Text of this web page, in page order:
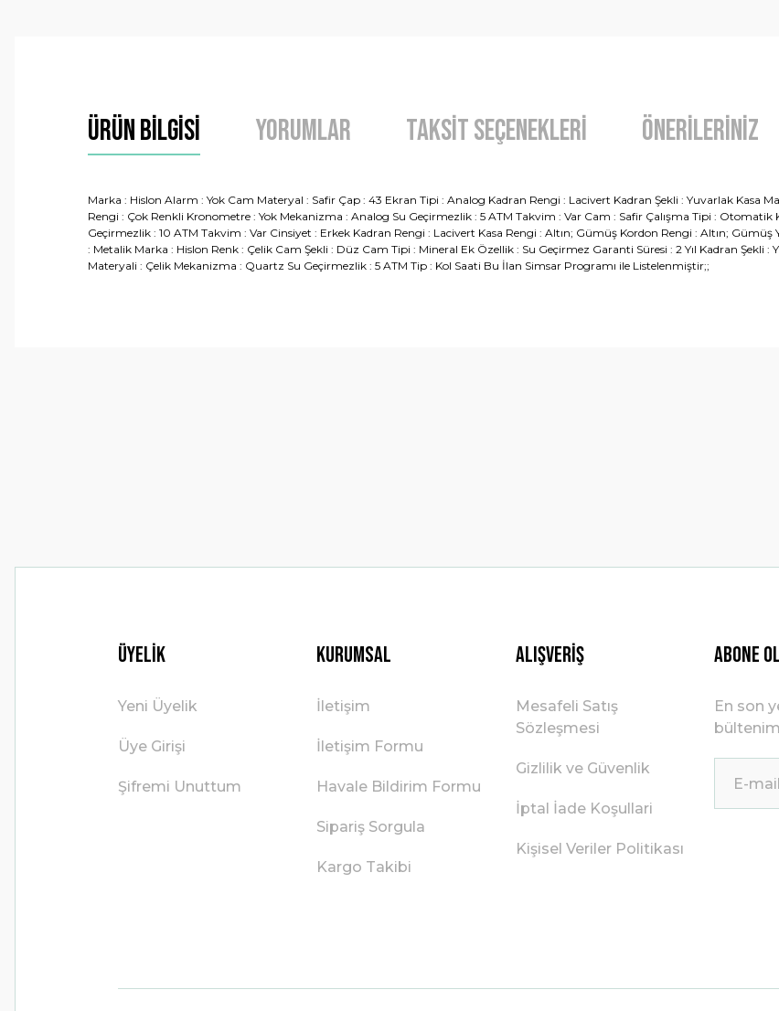
Ürün Bilgisi Yorumlar Taksit Seçenekleri Önerileriniz
Marka : Hislon Alarm : Yok Cam Materyal : Safir Çap : 43 Ekran Tipi : Analog Kadran Rengi : Lacivert Kadran Şekli : Yuvarlak Kasa
Rengi : Çok Renkli Kronometre : Yok Mekanizma : Analog Su Geçirmezlik : 5 ATM Takvim : Var Cam : Safir Çalışma Tipi : Otomatik
Geçirmezlik : 10 ATM Takvim : Var Cinsiyet : Erkek Kadran Rengi : Lacivert Kasa Rengi : Altın; Gümüş Kordon Rengi : Altın;
: Metalik Marka : Hislon Renk : Çelik Cam Şekli : Düz Cam Tipi : Mineral Ek Özellik : Su Geçirmez Garanti Süresi : 2 Yıl Kadran Şekli
Materyali : Çelik Mekanizma : Quartz Su Geçirmezlik : 5 ATM Tip : Kol Saati Bu İlan Simsar Programı ile Listelenmiştir;;
Üyelik
Yeni Üyelik
Üye Girişi
Şifremi Unuttum
Kurumsal
İletişim
İletişim Formu
Havale Bildirim Formu
Sipariş Sorgula
Kargo Takibi
Alışveriş
Mesafeli Satış
Sözleşmesi
Gizlilik ve Güvenlik
İptal İade Koşullari
Kişisel Veriler Politikası
ABONE OL
En son